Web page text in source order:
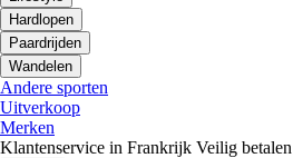
Hardlopen
Paardrijden
Wandelen
Andere sporten
Uitverkoop
Merken
Klantenservice in Frankrijk Veilig betalen